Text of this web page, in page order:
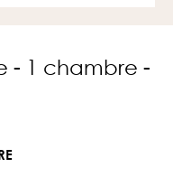
- 1 chambre -